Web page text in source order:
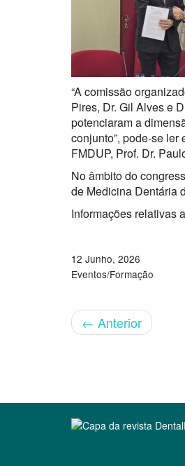
“A comissão
Pires, Dr. Gil Alves e
potenciaram a
conjunto”, pode-se
FMDUP, Prof. Dr.
No âmbito do
de Medicina Dentária
Informações relativas
12 Junho, 2026
Eventos/Formação
← Anterior